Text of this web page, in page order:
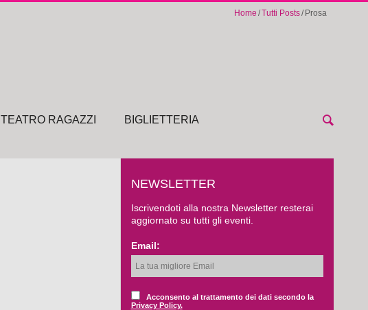
Home Tutti Posts Prosa
TEATRO RAGAZZI BIGLIETTERIA
NEWSLETTER
Iscrivendoti alla nostra Newsletter resterai
aggiornato su tutti gli eventi.
Email:
Acconsento al trattamento dei dati secondo la
Privacy Policy.